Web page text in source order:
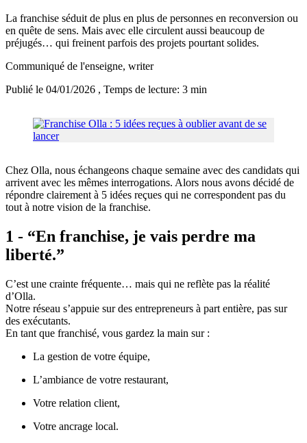
La franchise séduit de plus en plus de personnes en reconversion ou
en quête de sens. Mais avec elle circulent aussi beaucoup de
préjugés… qui freinent parfois des projets pourtant solides.
Communiqué de l'enseigne, writer
Publié le 04/01/2026 , Temps de lecture: 3 min
Chez Olla, nous échangeons chaque semaine avec des candidats qui
arrivent avec les mêmes interrogations. Alors nous avons décidé de
répondre clairement à 5 idées reçues qui ne correspondent pas du
tout à notre vision de la franchise.
1 - “En franchise, je vais perdre ma
liberté.”
C’est une crainte fréquente… mais qui ne reflète pas la réalité
d’Olla.
Notre réseau s’appuie sur des entrepreneurs à part entière, pas sur
des exécutants.
En tant que franchisé, vous gardez la main sur :
La gestion de votre équipe,
L’ambiance de votre restaurant,
Votre relation client,
Votre ancrage local.